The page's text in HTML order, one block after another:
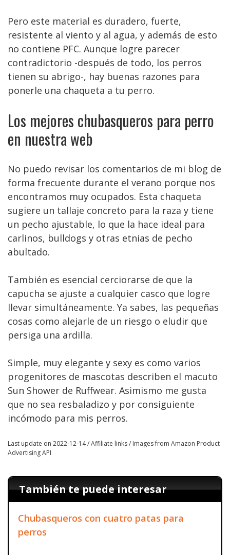
Pero este material es duradero, fuerte,
resistente al viento y al agua, y además de esto
no contiene PFC. Aunque logre parecer
contradictorio -después de todo, los perros
tienen su abrigo-, hay buenas razones para
ponerle una chaqueta a tu perro.
Los mejores chubasqueros para perro
en nuestra web
No puedo revisar los comentarios de mi blog de
forma frecuente durante el verano porque nos
encontramos muy ocupados. Esta chaqueta
sugiere un tallaje concreto para la raza y tiene
un pecho ajustable, lo que la hace ideal para
carlinos, bulldogs y otras etnias de pecho
abultado.
También es esencial cerciorarse de que la
capucha se ajuste a cualquier casco que logre
llevar simultáneamente. Ya sabes, las pequeñas
cosas como alejarle de un riesgo o eludir que
persiga una ardilla.
Simple, muy elegante y sexy es como varios
progenitores de mascotas describen el macuto
Sun Shower de Ruffwear. Asimismo me gusta
que no sea resbaladizo y por consiguiente
incómodo para mis perros.
Last update on 2022-12-14 / Affiliate links / Images from Amazon Product
Advertising API
También te puede interesar
Chubasqueros con cuatro patas para
perros